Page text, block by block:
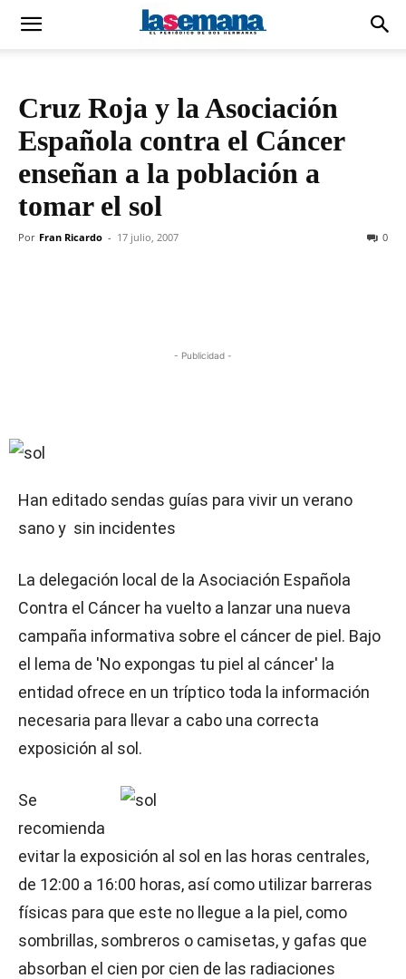
Cruz Roja y la Asociación
Española contra el Cáncer
enseñan a la población a
tomar el sol
Por Fran Ricardo - 17 julio, 2007 0
- Publicidad -
Han editado sendas guías para vivir un verano
sano y sin incidentes
La delegación local de la Asociación Española
Contra el Cáncer ha vuelto a lanzar una nueva
campaña informativa sobre el cáncer de piel. Bajo
el lema de 'No expongas tu piel al cáncer' la
entidad ofrece en un tríptico toda la información
necesaria para llevar a cabo una correcta
exposición al sol.
Se
recomienda
evitar la exposición al sol en las horas centrales,
de 12:00 a 16:00 horas, así como utilizar barreras
físicas para que este no llegue a la piel, como
sombrillas, sombreros o camisetas, y gafas que
absorban el cien por cien de las radiaciones